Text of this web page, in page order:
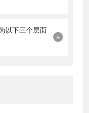
以下三个层面
+